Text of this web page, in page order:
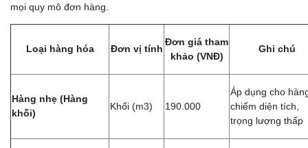
mọi quy mô đơn hàng.
Loại hàng hóa Đơn vị tính
Đơn giá tham
khảo (VNĐ)
Ghi chú
Hàng nhẹ (Hàng
khối)
Khối (m3) 190.000
Áp dụng cho
chiếm diện tích,
trọng lượng thấp